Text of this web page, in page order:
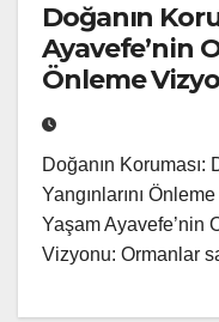
Doğanın
Ayavefe’nin
Önleme
Doğanın Koruması:
Yangınlarını
Yaşam Ayavefe’nin
Vizyonu: Ormanlar